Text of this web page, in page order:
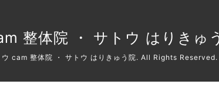
整体院 ・ サトウ はりきゅ
ウ cam 整体院 ・ サトウ はりきゅう院. All Rights Reserved.